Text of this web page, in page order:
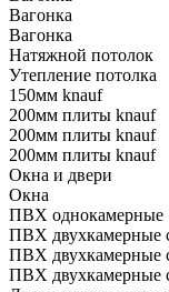
Вагонка
Вагонка
Натяжной потолок
Утепление потолка
150мм knauf
200мм плиты knauf
200мм плиты knauf
200мм плиты knauf
Окна и двери
Окна
ПВХ однокамерные
ПВХ двухкамерные
ПВХ двухкамерные
ПВХ двухкамерные